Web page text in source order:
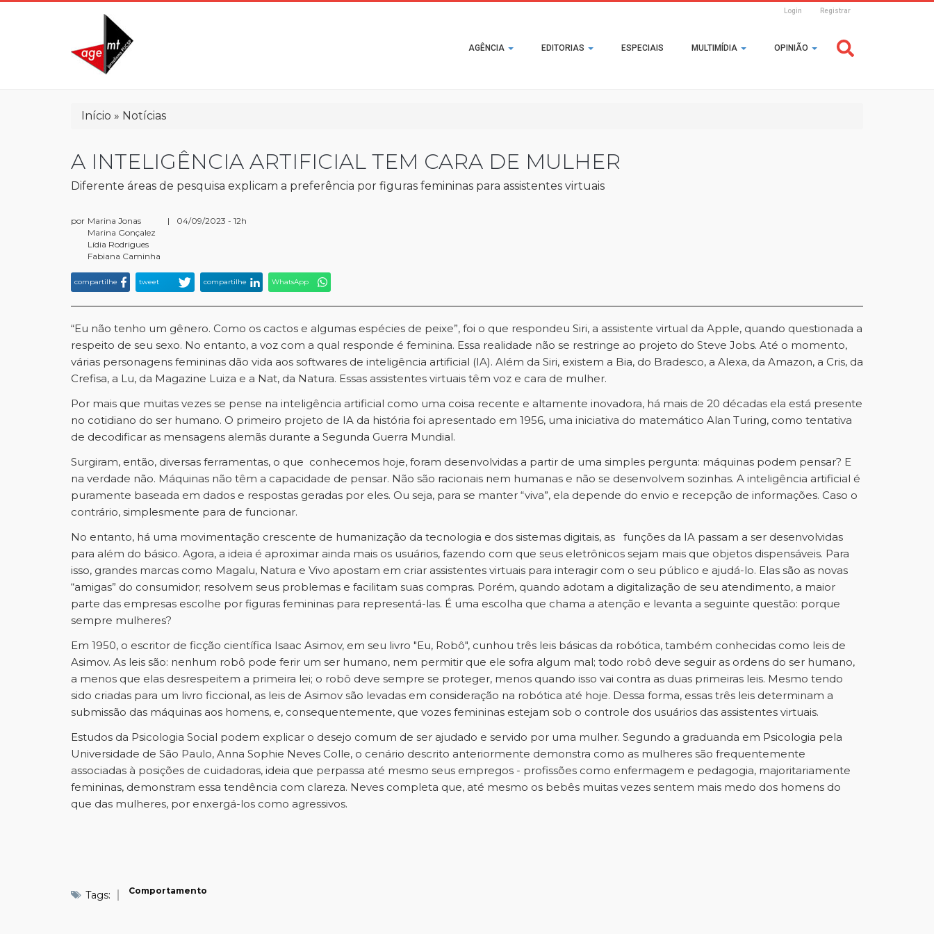
Login Registrar
Main
navigation
AGÊNCIA EDITORIAS ESPECIAIS MULTIMÍDIA OPINIÃO
Trilha
navegação
Início Notícias
A INTELIGÊNCIA ARTIFICIAL TEM CARA DE MULHER
Diferente áreas de pesquisa explicam a preferência por figuras femininas para assistentes virtuais
por Marina Jonas
Marina Gonçalez
Lídia Rodrigues
Fabiana Caminha
| 04/09/2023 - 12h
compartilhe tweet compartilhe WhatsApp
“Eu não tenho um gênero. Como os cactos e algumas espécies de peixe”, foi o que respondeu Siri, a assistente virtual da Apple, quando questionada a
respeito de seu sexo. No entanto, a voz com a qual responde é feminina. Essa realidade não se restringe ao projeto do Steve Jobs. Até o momento,
várias personagens femininas dão vida aos softwares de inteligência artificial (IA). Além da Siri, existem a Bia, do Bradesco, a Alexa, da Amazon, a Cris, da
Crefisa, a Lu, da Magazine Luiza e a Nat, da Natura. Essas assistentes virtuais têm voz e cara de mulher.
Por mais que muitas vezes se pense na inteligência artificial como uma coisa recente e altamente inovadora, há mais de 20 décadas ela está presente
no cotidiano do ser humano. O primeiro projeto de IA da história foi apresentado em 1956, uma iniciativa do matemático Alan Turing, como tentativa
de decodificar as mensagens alemãs durante a Segunda Guerra Mundial.
Surgiram, então, diversas ferramentas, o que conhecemos hoje, foram desenvolvidas a partir de uma simples pergunta: máquinas podem pensar? E
na verdade não. Máquinas não têm a capacidade de pensar. Não são racionais nem humanas e não se desenvolvem sozinhas. A inteligência artificial é
puramente baseada em dados e respostas geradas por eles. Ou seja, para se manter “viva”, ela depende do envio e recepção de informações. Caso o
contrário, simplesmente para de funcionar.
No entanto, há uma movimentação crescente de humanização da tecnologia e dos sistemas digitais, as funções da IA passam a ser desenvolvidas
para além do básico. Agora, a ideia é aproximar ainda mais os usuários, fazendo com que seus eletrônicos sejam mais que objetos dispensáveis. Para
isso, grandes marcas como Magalu, Natura e Vivo apostam em criar assistentes virtuais para interagir com o seu público e ajudá-lo. Elas são as novas
“amigas” do consumidor; resolvem seus problemas e facilitam suas compras. Porém, quando adotam a digitalização de seu atendimento, a maior
parte das empresas escolhe por figuras femininas para representá-las. É uma escolha que chama a atenção e levanta a seguinte questão: porque
sempre mulheres?
Em 1950, o escritor de ficção científica Isaac Asimov, em seu livro "Eu, Robô", cunhou três leis básicas da robótica, também conhecidas como leis de
Asimov. As leis são: nenhum robô pode ferir um ser humano, nem permitir que ele sofra algum mal; todo robô deve seguir as ordens do ser humano,
a menos que elas desrespeitem a primeira lei; o robô deve sempre se proteger, menos quando isso vai contra as duas primeiras leis. Mesmo tendo
sido criadas para um livro ficcional, as leis de Asimov são levadas em consideração na robótica até hoje. Dessa forma, essas três leis determinam a
submissão das máquinas aos homens, e, consequentemente, que vozes femininas estejam sob o controle dos usuários das assistentes virtuais.
Estudos da Psicologia Social podem explicar o desejo comum de ser ajudado e servido por uma mulher. Segundo a graduanda em Psicologia pela
Universidade de São Paulo, Anna Sophie Neves Colle, o cenário descrito anteriormente demonstra como as mulheres são frequentemente
associadas à posições de cuidadoras, ideia que perpassa até mesmo seus empregos - profissões como enfermagem e pedagogia, majoritariamente
femininas, demonstram essa tendência com clareza. Neves completa que, até mesmo os bebês muitas vezes sentem mais medo dos homens do
que das mulheres, por enxergá-los como agressivos.
Tags: Comportamento